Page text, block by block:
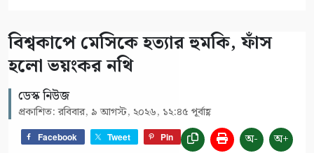
বিশ্বকাপে মেসিকে হত্যার হুমকি, ফাঁস
হলো ভয়ংকর নথি
ডেস্ক নিউজ
প্রকাশিত: রবিবার, ৯ আগস্ট, ২০২৬, ১২:৪৫ পূর্বাহ্ণ
Facebook Tweet Pin অ- অ+